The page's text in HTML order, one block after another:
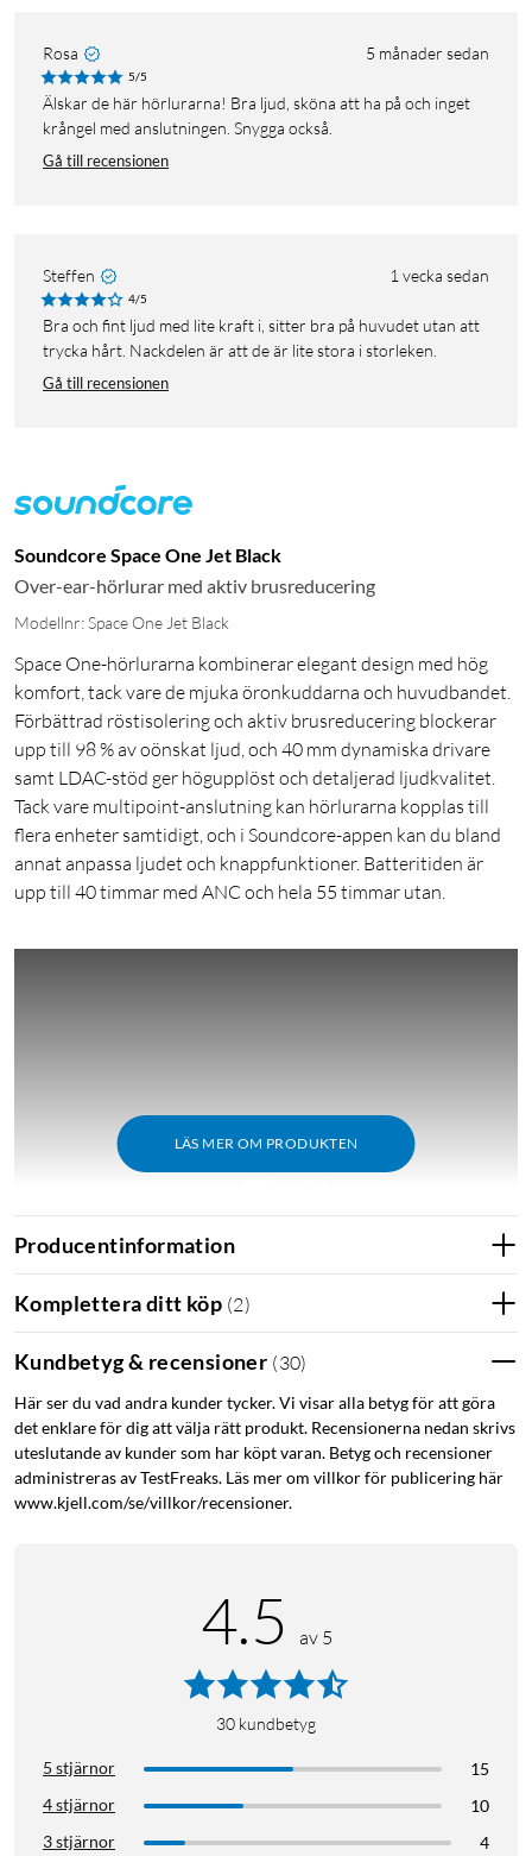
Rosa 5 månader sedan
5/5
Älskar de här hörlurarna! Bra ljud, sköna att ha på och inget
krångel med anslutningen. Snygga också.
Gå till recensionen
Steffen 1 vecka sedan
4/5
Bra och fint ljud med lite kraft i, sitter bra på huvudet utan att
trycka hårt. Nackdelen är att de är lite stora i storleken.
Gå till recensionen
Soundcore Space One Jet Black
Over-ear-hörlurar med aktiv brusreducering
Modellnr: Space One Jet Black
Space One-hörlurarna kombinerar elegant design med hög
komfort, tack vare de mjuka öronkuddarna och huvudbandet.
Förbättrad röstisolering och aktiv brusreducering blockerar
upp till 98 % av oönskat ljud, och 40 mm dynamiska drivare
samt LDAC-stöd ger högupplöst och detaljerad ljudkvalitet.
Tack vare multipoint-anslutning kan hörlurarna kopplas till
flera enheter samtidigt, och i Soundcore-appen kan du bland
annat anpassa ljudet och knappfunktioner. Batteritiden är
upp till 40 timmar med ANC och hela 55 timmar utan.
LÄS MER OM PRODUKTEN
Utmärkelser
Tek.no: "Space One är ett kap med fantastiskt ljud och många
Sammanfattning:
Hög komfort – mjukt huvudband och mjuka öronkuddar
Förbättrad samtalskvalitet med hjälp av 3 mikrofoner
Kan kopplas till flera enheter samtidigt (multipoint)
Elegant design med hög komfort
De eleganta hörlurarna kan rotera 8° för att enkelt anpassa sig
efter din huvudform. Det mjuka huvudbandet fördelar trycket
Producentinformation
Komplettera ditt köp (2)
Kundbetyg & recensioner (30)
Här ser du vad andra kunder tycker. Vi visar alla betyg för att göra
det enklare för dig att välja rätt produkt. Recensionerna nedan skrivs
uteslutande av kunder som har köpt varan. Betyg och recensioner
administreras av TestFreaks. Läs mer om villkor för publicering här
www.kjell.com/se/villkor/recensioner.
4.5 av 5
30 kundbetyg
5 stjärnor
15
4 stjärnor
10
3 stjärnor
4